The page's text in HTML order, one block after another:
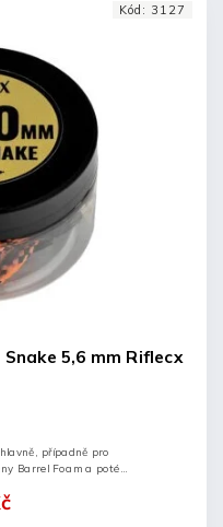
5,6 mm Riflecx
případně pro
Barrel Foam a poté
Kód: 3127